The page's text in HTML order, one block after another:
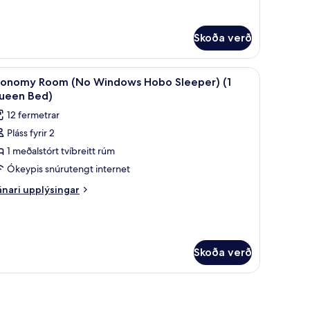
Skoða verð
6
Room (No Windows Hobo Sleeper) (1
Bed)
12 fermetrar
Pláss fyrir 2
1 meðalstórt tvíbreitt rúm
Ókeypis snúrutengt internet
upplýsingar
Skoða verð